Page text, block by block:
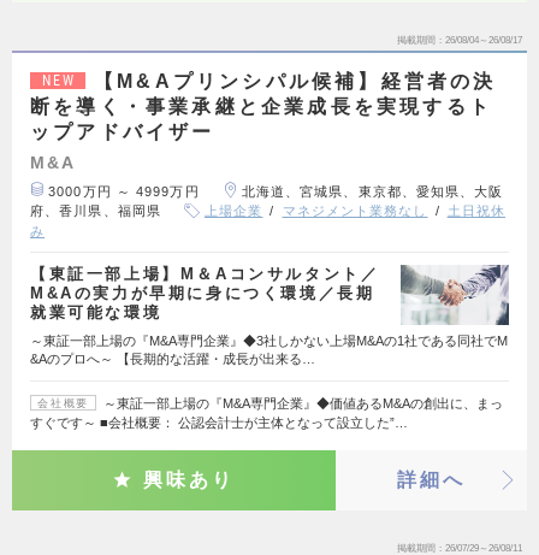
掲載期間 26/08/04～26/08/17
NEW
【M&Aプリンシパル候補】経営者の決
断を導く・事業承継と企業成長を実現するト
ップアドバイザー
M&A
3000万円 ～ 4999万円
北海道、宮城県、東京都、愛知県、大阪
府、香川県、福岡県
上場企業 マネジメント業務なし
土日祝休
み
【東証一部上場】M＆Aコンサルタント／
M&Aの実力が早期に身につく環境／長期
就業可能な環境
～東証一部上場の『M&A専門企業』◆3社しかない上場M&Aの1社である同社でM
&Aのプロへ～ 【長期的な活躍・成長が出来る…
会社概要
～東証一部上場の『M&A専門企業』◆価値あるM&Aの創出に、まっ
すぐです～ ■会社概要： 公認会計士が主体となって設立した”…
興味あり 詳細へ
掲載期間 26/07/29～26/08/11